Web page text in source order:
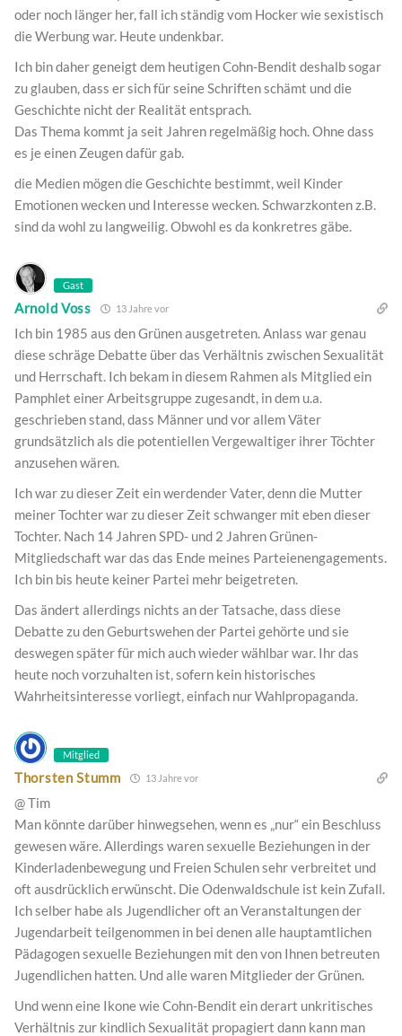
oder noch länger her, fall ich ständig vom Hocker wie sexistisch
die Werbung war. Heute undenkbar.
Ich bin daher geneigt dem heutigen Cohn-Bendit deshalb sogar
zu glauben, dass er sich für seine Schriften schämt und die
Geschichte nicht der Realität entsprach.
Das Thema kommt ja seit Jahren regelmäßig hoch. Ohne dass
es je einen Zeugen dafür gab.
die Medien mögen die Geschichte bestimmt, weil Kinder
Emotionen wecken und Interesse wecken. Schwarzkonten z.B.
sind da wohl zu langweilig. Obwohl es da konkretres gäbe.
Gast
Arnold Voss 13 Jahre vor
Ich bin 1985 aus den Grünen ausgetreten. Anlass war genau
diese schräge Debatte über das Verhältnis zwischen Sexualität
und Herrschaft. Ich bekam in diesem Rahmen als Mitglied ein
Pamphlet einer Arbeitsgruppe zugesandt, in dem u.a.
geschrieben stand, dass Männer und vor allem Väter
grundsätzlich als die potentiellen Vergewaltiger ihrer Töchter
anzusehen wären.
Ich war zu dieser Zeit ein werdender Vater, denn die Mutter
meiner Tochter war zu dieser Zeit schwanger mit eben dieser
Tochter. Nach 14 Jahren SPD- und 2 Jahren Grünen-
Mitgliedschaft war das das Ende meines Parteienengagements.
Ich bin bis heute keiner Partei mehr beigetreten.
Das ändert allerdings nichts an der Tatsache, dass diese
Debatte zu den Geburtswehen der Partei gehörte und sie
deswegen später für mich auch wieder wählbar war. Ihr das
heute noch vorzuhalten ist, sofern kein historisches
Wahrheitsinteresse vorliegt, einfach nur Wahlpropaganda.
Mitglied
Thorsten Stumm 13 Jahre vor
@ Tim
Man könnte darüber hinwegsehen, wenn es „nur“ ein Beschluss
gewesen wäre. Allerdings waren sexuelle Beziehungen in der
Kinderladenbewegung und Freien Schulen sehr verbreitet und
oft ausdrücklich erwünscht. Die Odenwaldschule ist kein Zufall.
Ich selber habe als Jugendlicher oft an Veranstaltungen der
Jugendarbeit teilgenommen in bei denen alle hauptamtlichen
Pädagogen sexuelle Beziehungen mit den von Ihnen betreuten
Jugendlichen hatten. Und alle waren Mitglieder der Grünen.
Und wenn eine Ikone wie Cohn-Bendit ein derart unkritisches
Verhältnis zur kindlich Sexualität propagiert dann kann man